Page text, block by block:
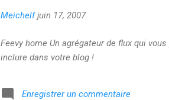
Meichelf juin 17, 2007
Feevy home Un agrégateur de flux qui
inclure dans votre blog !
Enregistrer un commentaire